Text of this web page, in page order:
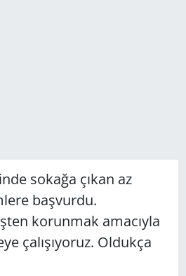
sokağa çıkan az
başvurdu.
korunmak amacıyla
çalışıyoruz. Oldukça